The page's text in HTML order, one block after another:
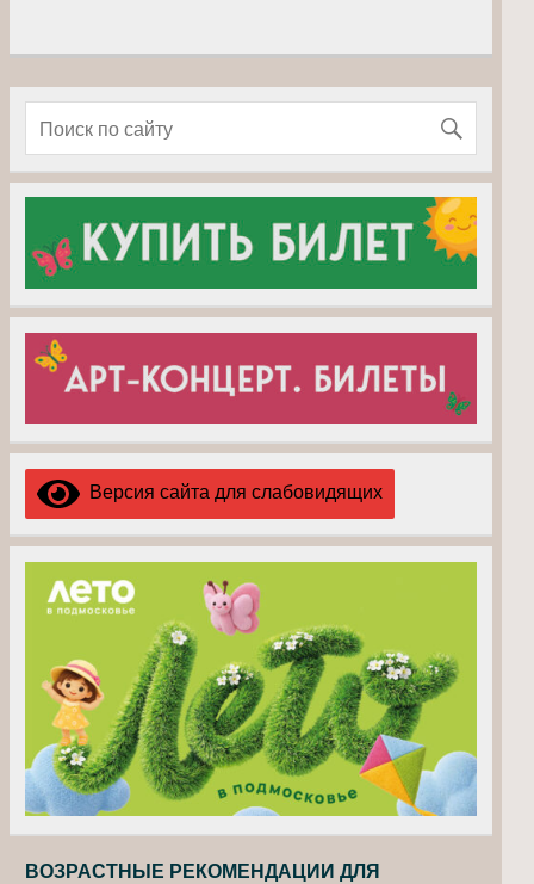
Версия сайта для слабовидящих
ВОЗРАСТНЫЕ РЕКОМЕНДАЦИИ ДЛЯ